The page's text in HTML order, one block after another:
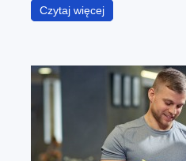
snu, wzrost poziomu
koncentracji, redukcję
to jednak założenie błędne. Poszczególne
adaptogeny wyraźnie
mechanizmem działania,
specyficznego kontekstu
dostępnych na rynku
nierówna. Poniższy raport ma za zadanie
Czytaj więcej